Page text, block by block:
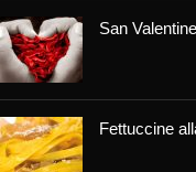
San
Fettuccine